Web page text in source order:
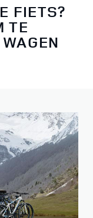
FIETS?
TE